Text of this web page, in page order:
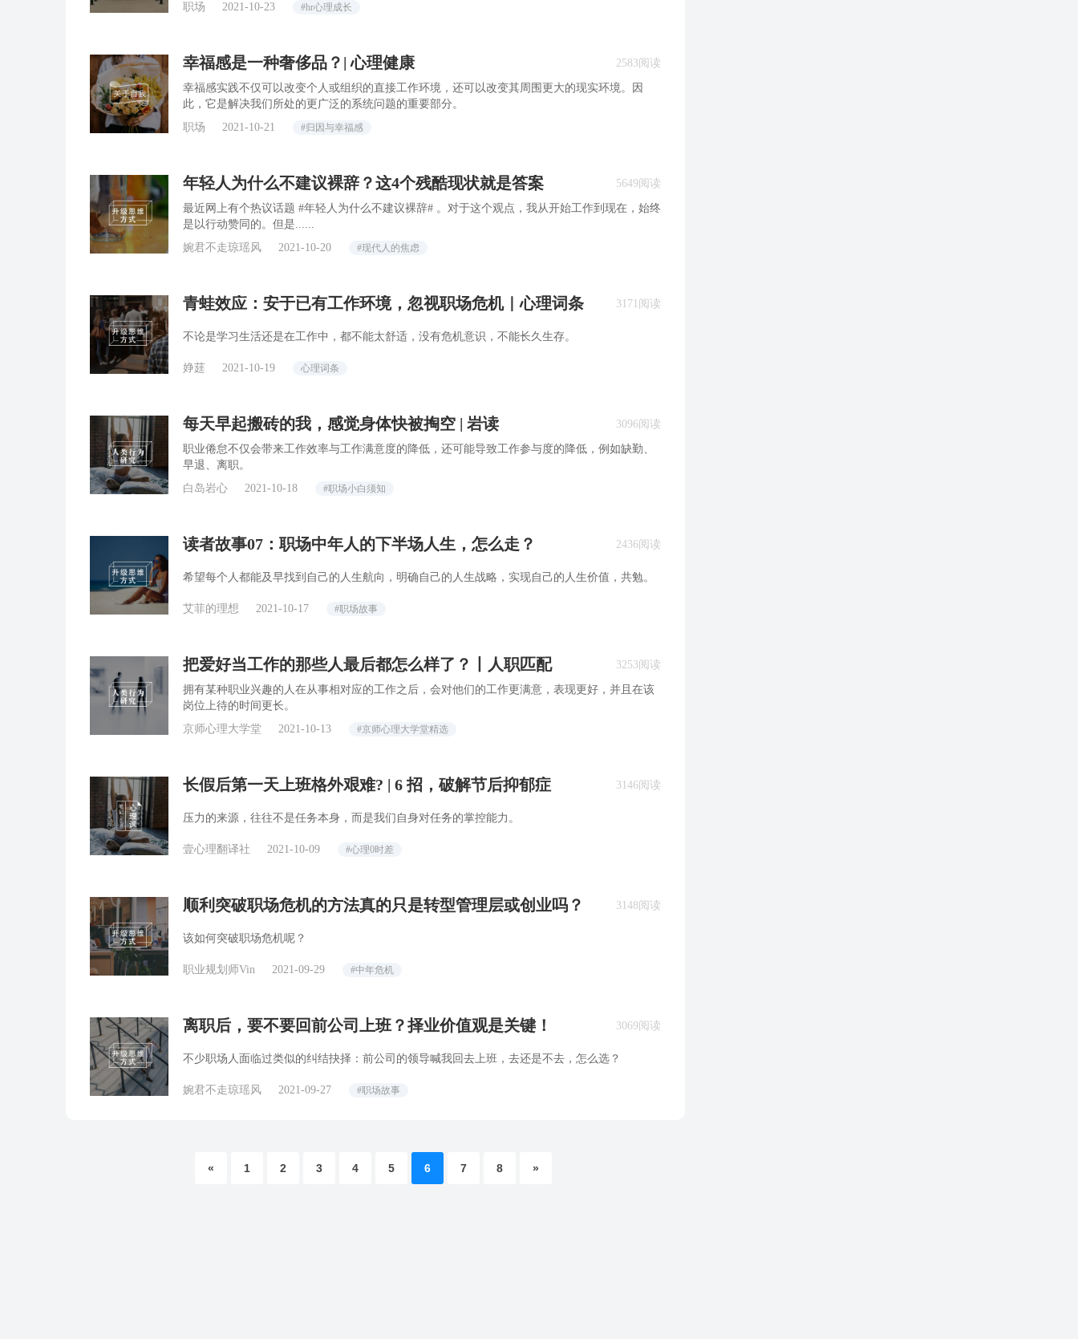
职场 2021-10-23 #hr心理成长
幸福感是一种奢侈品？| 心理健康
幸福感实践不仅可以改变个人或组织的直接工作环境，还可以改变其周围更大的现实环境。因
此，它是解决我们所处的更广泛的系统问题的重要部分。
职场
2021-10-21 #归因与幸福感
2583阅读
年轻人为什么不建议裸辞？这4个残酷现状就是答案
最近网上有个热议话题 #年轻人为什么不建议裸辞# 。对于这个观点，我从开始工作到现在，始终
是以行动赞同的。但是......
婉君不走琼瑶风
2021-10-20 #现代人的焦虑
5649阅读
青蛙效应：安于已有工作环境，忽视职场危机｜心理词条
不论是学习生活还是在工作中，都不能太舒适，没有危机意识，不能长久生存。
婙莛 2021-10-19 心理词条
3171阅读
每天早起搬砖的我，感觉身体快被掏空 | 岩读
职业倦怠不仅会带来工作效率与工作满意度的降低，还可能导致工作参与度的降低，例如缺勤、
早退、离职。
白岛岩心
2021-10-18 #职场小白须知
3096阅读
读者故事07：职场中年人的下半场人生，怎么走？
希望每个人都能及早找到自己的人生航向，明确自己的人生战略，实现自己的人生价值，共勉。
艾菲的理想 2021-10-17 #职场故事
2436阅读
把爱好当工作的那些人最后都怎么样了？丨人职匹配
拥有某种职业兴趣的人在从事相对应的工作之后，会对他们的工作更满意，表现更好，并且在该
岗位上待的时间更长。
京师心理大学堂
2021-10-13 #京师心理大学堂精选
3253阅读
长假后第一天上班格外艰难? | 6 招，破解节后抑郁症
压力的来源，往往不是任务本身，而是我们自身对任务的掌控能力。
壹心理翻译社 2021-10-09 #心理0时差
3146阅读
顺利突破职场危机的方法真的只是转型管理层或创业吗？
该如何突破职场危机呢？
职业规划师Vin 2021-09-29 #中年危机
3148阅读
离职后，要不要回前公司上班？择业价值观是关键！
不少职场人面临过类似的纠结抉择：前公司的领导喊我回去上班，去还是不去，怎么选？
婉君不走琼瑶风 2021-09-27 #职场故事
3069阅读
« 1 2 3 4 5 6 7 8 »